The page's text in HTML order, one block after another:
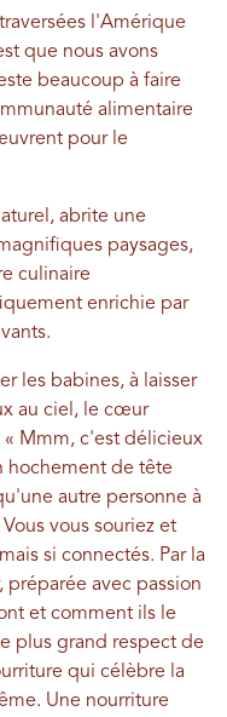
l'Amérique
que nous avons
beaucoup à faire
alimentaire
pour le
abrite une
paysages,
culinaire
enrichie par
les babines, à laisser
au ciel, le cœur
« Mmm, c'est délicieux
hochement de tête
autre personne à
vous souriez et
si connectés. Par la
préparée avec passion
et comment ils le
plus grand respect de
qui célèbre la
Une nourriture